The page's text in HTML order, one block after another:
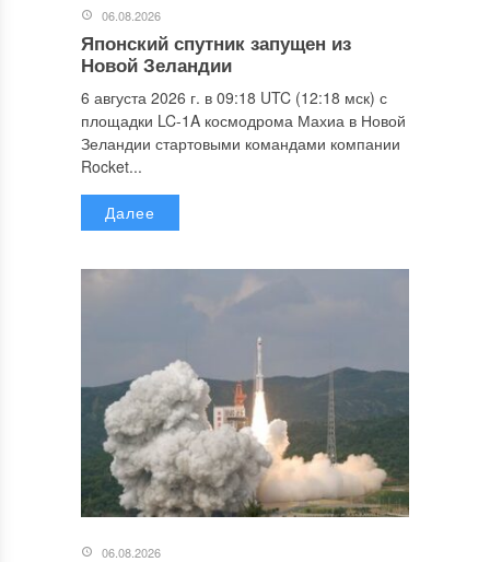
06.08.2026
Японский спутник запущен из
Новой Зеландии
6 августа 2026 г. в 09:18 UTC (12:18 мск) с
площадки LC-1A космодрома Махиа в Новой
Зеландии стартовыми командами компании
Rocket...
Далее
06.08.2026